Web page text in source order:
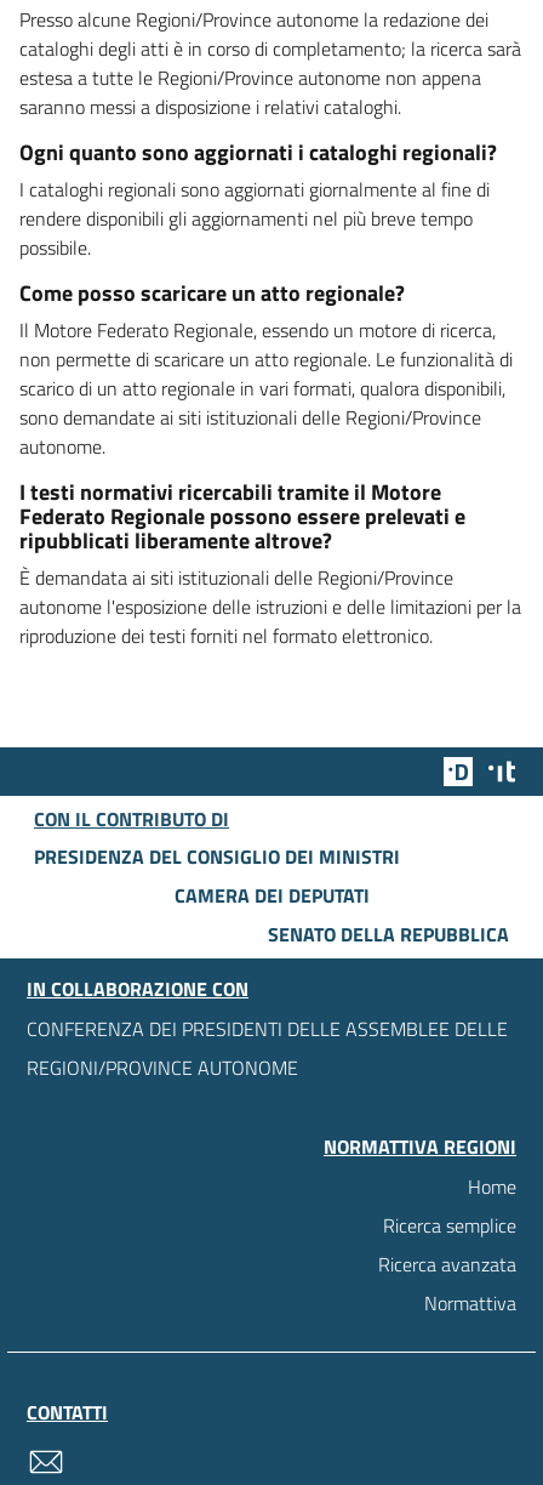
Presso alcune Regioni/Province autonome la redazione dei
cataloghi degli atti è in corso di completamento; la ricerca sarà
estesa a tutte le Regioni/Province autonome non appena
saranno messi a disposizione i relativi cataloghi.
Ogni quanto sono aggiornati i cataloghi regionali?
I cataloghi regionali sono aggiornati giornalmente al fine di
rendere disponibili gli aggiornamenti nel più breve tempo
possibile.
Come posso scaricare un atto regionale?
Il Motore Federato Regionale, essendo un motore di ricerca,
non permette di scaricare un atto regionale. Le funzionalità di
scarico di un atto regionale in vari formati, qualora disponibili,
sono demandate ai siti istituzionali delle Regioni/Province
autonome.
I testi normativi ricercabili tramite il Motore
Federato Regionale possono essere prelevati e
ripubblicati liberamente altrove?
È demandata ai siti istituzionali delle Regioni/Province
autonome l'esposizione delle istruzioni e delle limitazioni per la
riproduzione dei testi forniti nel formato elettronico.
Team
CON IL CONTRIBUTO DI
PRESIDENZA DEL CONSIGLIO DEI MINISTRI
CAMERA DEI DEPUTATI
SENATO DELLA REPUBBLICA
IN COLLABORAZIONE CON
CONFERENZA DEI PRESIDENTI DELLE ASSEMBLEE DELLE
REGIONI/PROVINCE AUTONOME
NORMATTIVA REGIONI
Home
Ricerca semplice
Ricerca avanzata
Normattiva
CONTATTI